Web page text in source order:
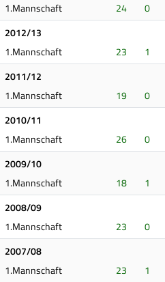
1.Mannschaft
24 0
2012/13
1.Mannschaft
23 1
2011/12
1.Mannschaft
19 0
2010/11
1.Mannschaft
26 0
2009/10
1.Mannschaft
18 1
2008/09
1.Mannschaft
23 0
2007/08
1.Mannschaft
23 1